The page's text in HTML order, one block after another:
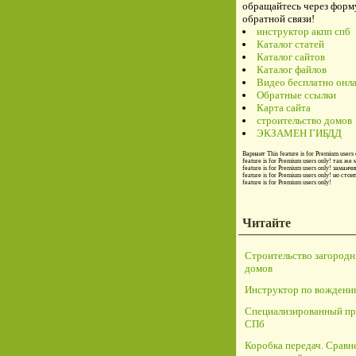
обращайтесь через
обратной связи!
инструктор акпп спб
Каталог статей
Каталог сайтов
Каталог файлов
Видео бесплатно
Обратные ссылки
Карта сайта
строительство домов
ЭКЗАМЕН ГИБДД
Вариант This feature is for Premium users
feature is for Premium users only! так же
feature is for Premium users only!
feature is for Premium users only! но
feature is for Premium users only!
Читайте
Строительство
домов
Инструктор по
Специализированный
СПб
Коробка передач.